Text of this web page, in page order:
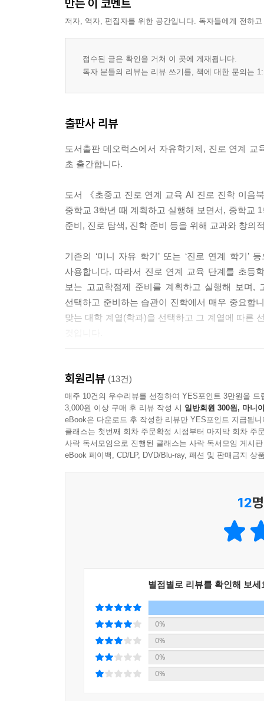
만든 이 코멘트
저자, 역자, 편집자를 위한 공간입니다. 독자들에게 전하
접수된 글은 확인을 거쳐 이 곳에 게재됩니다.
독자 분들의 리뷰는 리뷰 쓰기를, 책에 대한 문의는
출판사 리뷰
도서출판 데오럭스에서 자유학기제, 진로 연계
초 출간합니다.
도서 《초중고 진로 연계 교육 AI 진로 진학 이음
중학교 3학년 때 계획하고 실행해 보면서, 중학교
준비, 진로 탐색, 진학 준비 등을 위해 교과와 창의
기존의 ‘미니 자유 학기’ 또는 ‘진로 연계 학기’
사용합니다. 따라서 진로 연계 교육 단계를 초등
보는 고교학점제 준비를 계획하고 실행해 보며,
선택하고 준비하는 습관이 진학에서 매우 중요합
맞는 대학 계열(학과)을 선택하고 그 계열에 따른
슬기로운 학생부 플래너 ▲Ⅶ. 진로 연계 교과 교
특히 ▲Ⅲ. 중등 자기 이해 부분에서는 홀랜드 검
목표를 명확하게 설정하고 계획하도록 도와주며
스스로 어떤 일을 했을 때 행복한가를 생각하는 시
회원리뷰 (13건)
매주 10건의 우수리뷰를 선정하여 YES포인트 3만원을 드
3,000원 이상 구매 후 리뷰 작성 시 일반회원 300원, 마니
eBook은 다운로드 후 작성한 리뷰만 YES포인트 지급됩니
클래스는 첫번째 회차 주문확정 시점부터 마지막 회차 주
사락 독서모임으로 진행된 클래스는 사락 독서모임 게시
eBook 페이백, CD/LP, DVD/Blu-ray, 패션 및 판매금지 상
12
별점별로 리뷰를 확인해 보세
0%
0%
0%
0%